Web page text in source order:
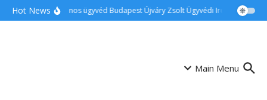
Ugrás a tartalomhoz
Hot NewsIngatlanos ügyvéd Budapest Újváry Zsolt Ügyvédi Iroda
Main Menu